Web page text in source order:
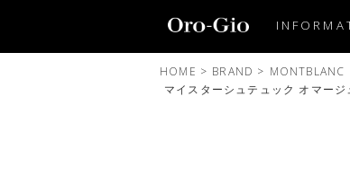
HOME > BRAND > MONTBLANC
マイスターシュテュック オマー